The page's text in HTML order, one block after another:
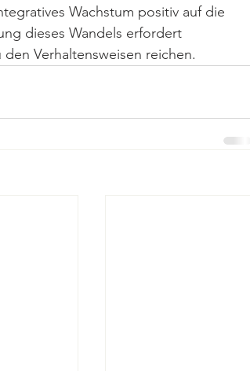
Wachstum positiv auf die
dieses Wandels erfordert
Verhaltensweisen reichen.